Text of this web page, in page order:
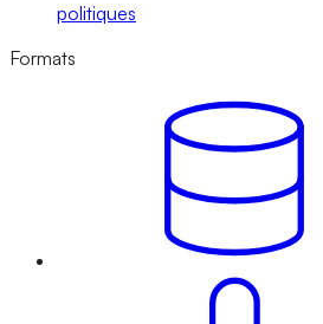
politiques
Formats